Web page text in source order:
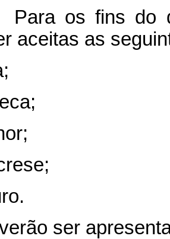
Para os fins do
aceitas as
ser